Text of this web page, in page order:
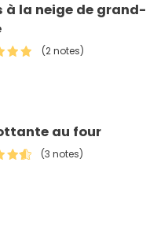
la neige de grand-
(2 notes)
au four
(3 notes)